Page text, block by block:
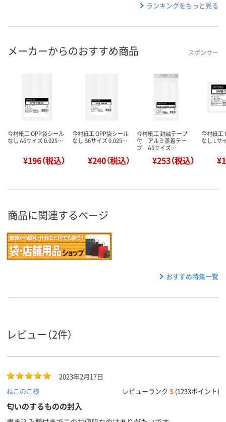
ランキングをもっと見る
メーカーからのおすすめ商品 スポンサー
今村紙工 OPP袋シール
なし A6サイズ 0.025…
¥196（税込）
今村紙工 OPP袋シール
なし B6サイズ 0.025…
¥240（税込）
今村紙工 封緘テープ
付 アルミ蒸着テー
プ A6サイズ…
¥253（税込）
今村紙工
なし Lサ
商品に関連するページ
おすすめ特集一覧
レビュー（2件）
2023年2月17日
ねこのこ様
レビューランク S (1233ポイント)
匂いのするものの封入